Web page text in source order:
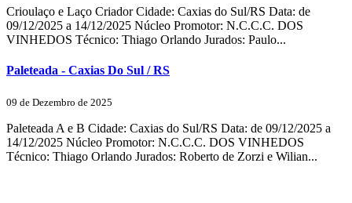
Crioulaço e Laço Criador Cidade: Caxias do Sul/RS Data: de
09/12/2025 a 14/12/2025 Núcleo Promotor: N.C.C.C. DOS
VINHEDOS Técnico: Thiago Orlando Jurados: Paulo...
Paleteada - Caxias Do Sul / RS
09 de Dezembro de 2025
Paleteada A e B Cidade: Caxias do Sul/RS Data: de 09/12/2025 a
14/12/2025 Núcleo Promotor: N.C.C.C. DOS VINHEDOS
Técnico: Thiago Orlando Jurados: Roberto de Zorzi e Wilian...